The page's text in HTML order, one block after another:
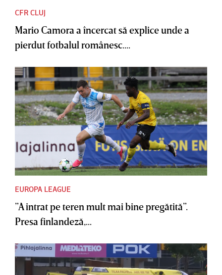
CFR CLUJ
Mario Camora a încercat să explice unde a
pierdut fotbalul românesc....
EUROPA LEAGUE
”A intrat pe teren mult mai bine pregătită”.
Presa finlandeză,...